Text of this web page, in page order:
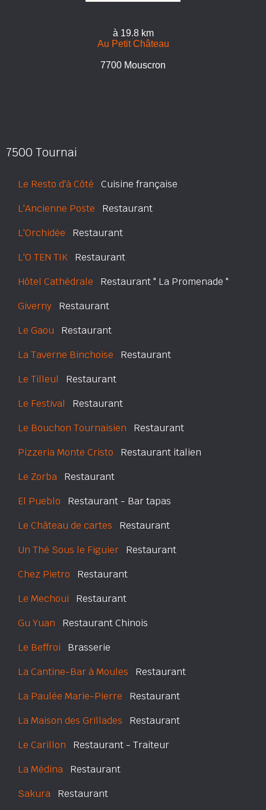
à 19.8 km
Au Petit Château
7700 Mouscron
7500 Tournai
Le Resto d'à Côté Cuisine française
L'Ancienne Poste Restaurant
L'Orchidée Restaurant
L'O TEN TIK Restaurant
Hôtel Cathédrale Restaurant " La Promenade "
Giverny Restaurant
Le Gaou Restaurant
La Taverne Binchoise Restaurant
Le Tilleul Restaurant
Le Festival Restaurant
Le Bouchon Tournaisien Restaurant
Pizzeria Monte Cristo Restaurant italien
Le Zorba Restaurant
El Pueblo Restaurant - Bar tapas
Le Château de cartes Restaurant
Un Thé Sous le Figuier Restaurant
Chez Pietro Restaurant
Le Mechoui Restaurant
Gu Yuan Restaurant Chinois
Le Beffroi Brasserie
La Cantine-Bar à Moules Restaurant
La Paulée Marie-Pierre Restaurant
La Maison des Grillades Restaurant
Le Carillon Restaurant - Traiteur
La Médina Restaurant
Sakura Restaurant